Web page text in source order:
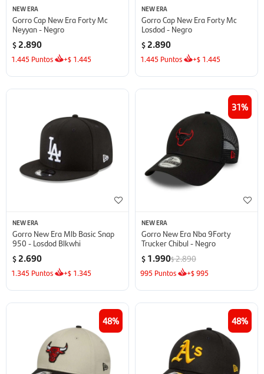
NEW ERA
Gorro Cap New Era Forty Mc
Neyyan - Negro
$ 2.890
1.445 Puntos +$ 1.445
NEW ERA
Gorro Cap New Era Forty Mc
Losdod - Negro
$ 2.890
1.445 Puntos +$ 1.445
NEW ERA
Gorro New Era Mlb Basic Snap
950 - Losdod Blkwhi
$ 2.690
1.345 Puntos +$ 1.345
31
NEW ERA
Gorro New Era Nba 9Forty
Trucker Chibul - Negro
$ 1.990$2.890
995 Puntos +$995
48 48